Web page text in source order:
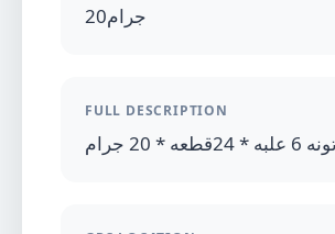
20جرام
FULL DESCRIPTION
* 20 جرام